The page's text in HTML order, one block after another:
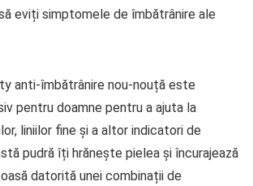
eviți simptomele de îmbătrânire ale
anti-îmbătrânire nou-nouță este
pentru doamne pentru a ajuta la
liniilor fine și a altor indicatori de
pudră îți hrănește pielea și încurajează
datorită unei combinații de